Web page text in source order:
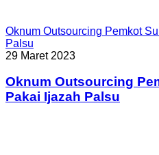
Oknum Outsourcing Pemkot
Palsu
29 Maret 2023
Oknum Outsourcing
Pakai Ijazah Palsu